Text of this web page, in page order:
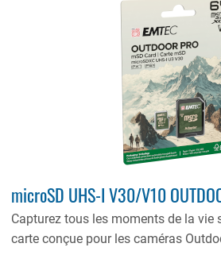
microSD UHS-I V30/V10
Capturez tous les moments de la vie
carte conçue pour les caméras